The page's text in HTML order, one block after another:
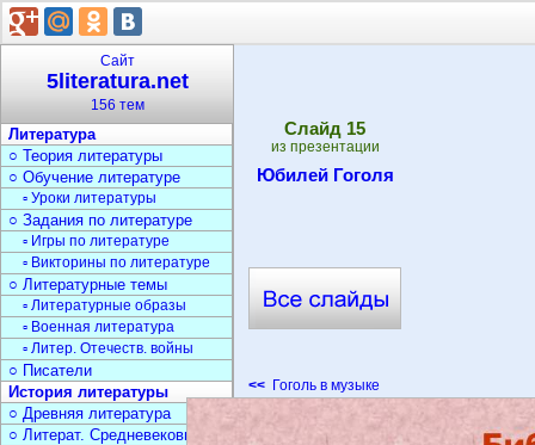
Cлайд 15
из презентации
Юбилей Гоголя
<< Гоголь в музыке
Сайт
5literatura.net
156 тем
Литература
○ Теория литературы
○ Обучение литературе
▫ Уроки литературы
○ Задания по литературе
▫ Игры по литературе
▫ Викторины по литературе
○ Литературные темы
▫ Литературные образы
▫ Военная литература
▫ Литер. Отечеств. войны
○ Писатели
История литературы
○ Древняя литература
○ Литерат. Средневековья